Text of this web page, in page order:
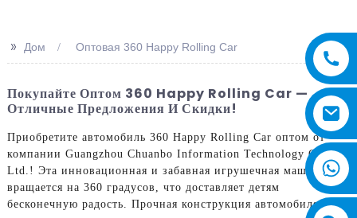
>> Дом Оптовая 360 Happy Rolling Car
Покупайте Оптом 360 Happy Rolling Car —
Отличные Предложения И Скидки!
Приобретите автомобиль 360 Happy Rolling Car оптом от
компании Guangzhou Chuanbo Information Technology Co.,
Ltd.! Эта инновационная и забавная игрушечная машинка
вращается на 360 градусов, что доставляет детям
бесконечную радость. Прочная конструкция автомобиля и